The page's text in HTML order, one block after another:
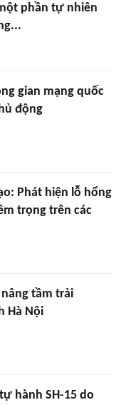
phần tự nhiên
gian mạng quốc
động
Phát hiện lỗ hổng
trọng trên các
tầm trải
Hà Nội
hành SH-15 do